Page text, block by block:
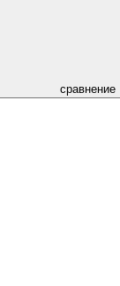
сравнение